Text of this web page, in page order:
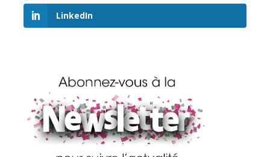
LinkedIn